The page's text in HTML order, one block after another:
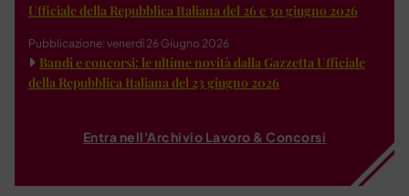
Ufficiale della Repubblica Italiana del 26 e 30 giugno 2026
Pubblicazione: venerdì 26 Giugno 2026
Bandi e concorsi: le ultime novità dalla Gazzetta Ufficiale
della Repubblica Italiana del 23 giugno 2026
Entra nell'Archivio Lavoro & Concorsi